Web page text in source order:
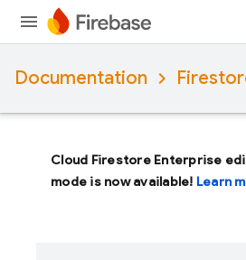
Documentation
Cloud Firestore Enterprise
mode is now available! Learn